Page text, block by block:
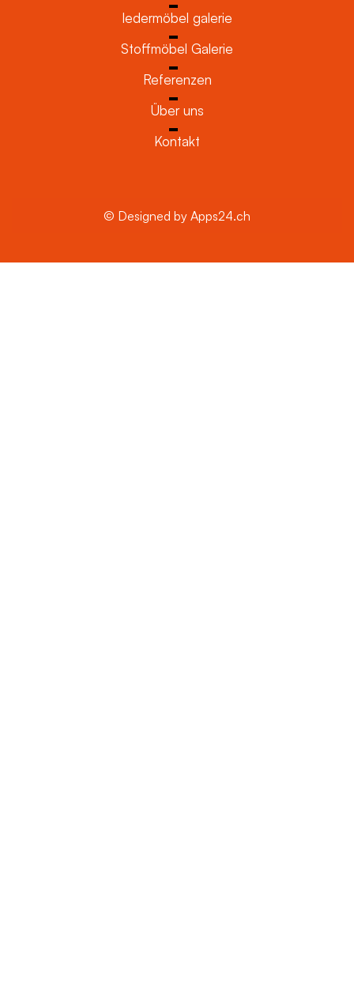
ledermöbel galerie
Stoffmöbel Galerie
Referenzen
Über uns
Kontakt
© Designed by Apps24.ch